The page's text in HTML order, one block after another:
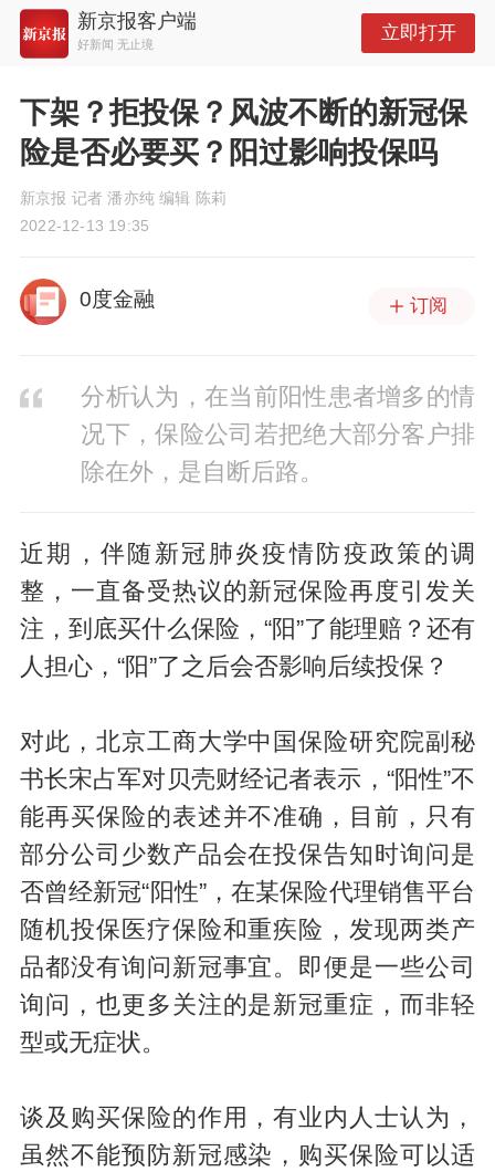
新京报客户端
好新闻 无止境
立即打开
下架？拒投保？风波不断的新冠保
险是否必要买？阳过影响投保吗
新京报 记者 潘亦纯 编辑 陈莉
2022-12-13 19:35
0度金融 订阅
分析认为，在当前阳性患者增多的情
况下，保险公司若把绝大部分客户排
除在外，是自断后路。
近期，伴随新冠肺炎疫情防疫政策的调
整，一直备受热议的新冠保险再度引发关
注，到底买什么保险，“阳”了能理赔？还有
人担心，“阳”了之后会否影响后续投保？
对此，北京工商大学中国保险研究院副秘
书长宋占军对贝壳财经记者表示，“阳性”不
能再买保险的表述并不准确，目前，只有
部分公司少数产品会在投保告知时询问是
否曾经新冠“阳性”，在某保险代理销售平台
随机投保医疗保险和重疾险，发现两类产
品都没有询问新冠事宜。即便是一些公司
询问，也更多关注的是新冠重症，而非轻
型或无症状。
谈及购买保险的作用，有业内人士认为，
虽然不能预防新冠感染，购买保险可以适